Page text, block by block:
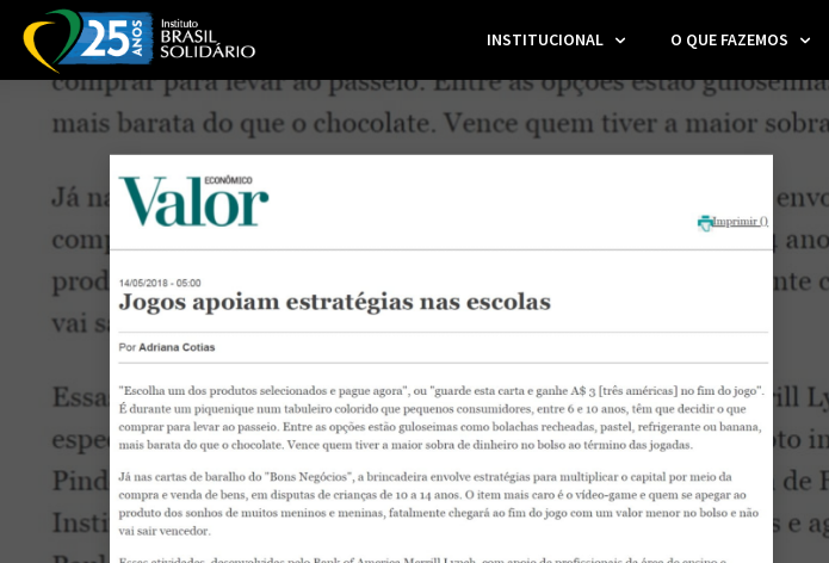
INSTITUCIONAL O QUE FAZEMOS